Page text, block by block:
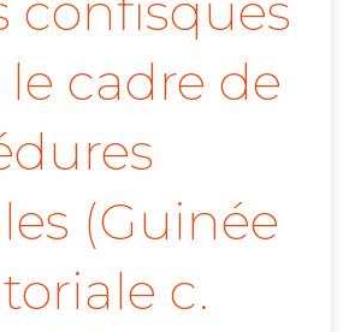
cadre de
(Guinée
c.